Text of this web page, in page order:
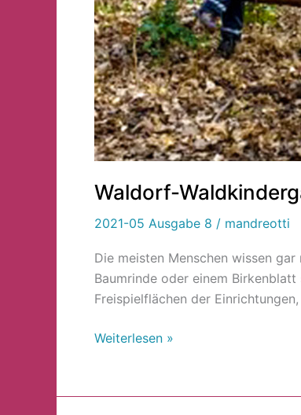
Waldorf-
2021-05 Ausgabe 8 / mandreotti
Die meisten Menschen wissen
Baumrinde oder einem
Freispielflächen der
Weiterlesen »